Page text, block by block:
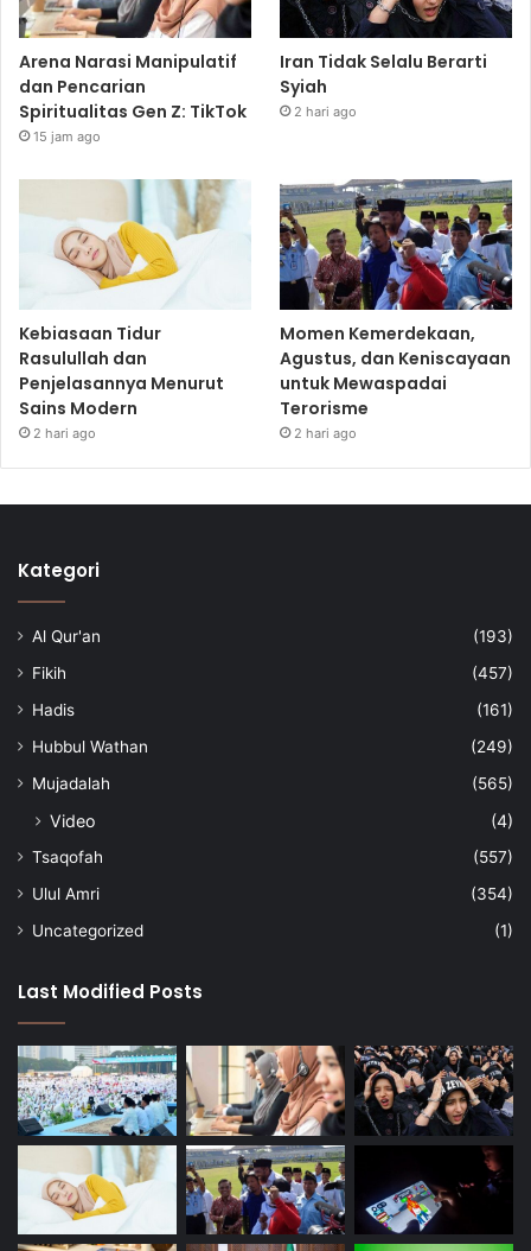
Arena Narasi Manipulatif
dan Pencarian
Spiritualitas Gen Z: TikTok
15 jam ago
Iran Tidak Selalu Berarti
Syiah
2 hari ago
Kebiasaan Tidur
Rasulullah dan
Penjelasannya Menurut
Sains Modern
2 hari ago
Momen Kemerdekaan,
Agustus, dan Keniscayaan
untuk Mewaspadai
Terorisme
2 hari ago
Kategori
Al Qur'an
(193)
Fikih
(457)
Hadis
(161)
Hubbul Wathan
(249)
Mujadalah
(565)
Video (4)
Tsaqofah
(557)
Ulul Amri
(354)
Uncategorized
(1)
Last Modified Posts